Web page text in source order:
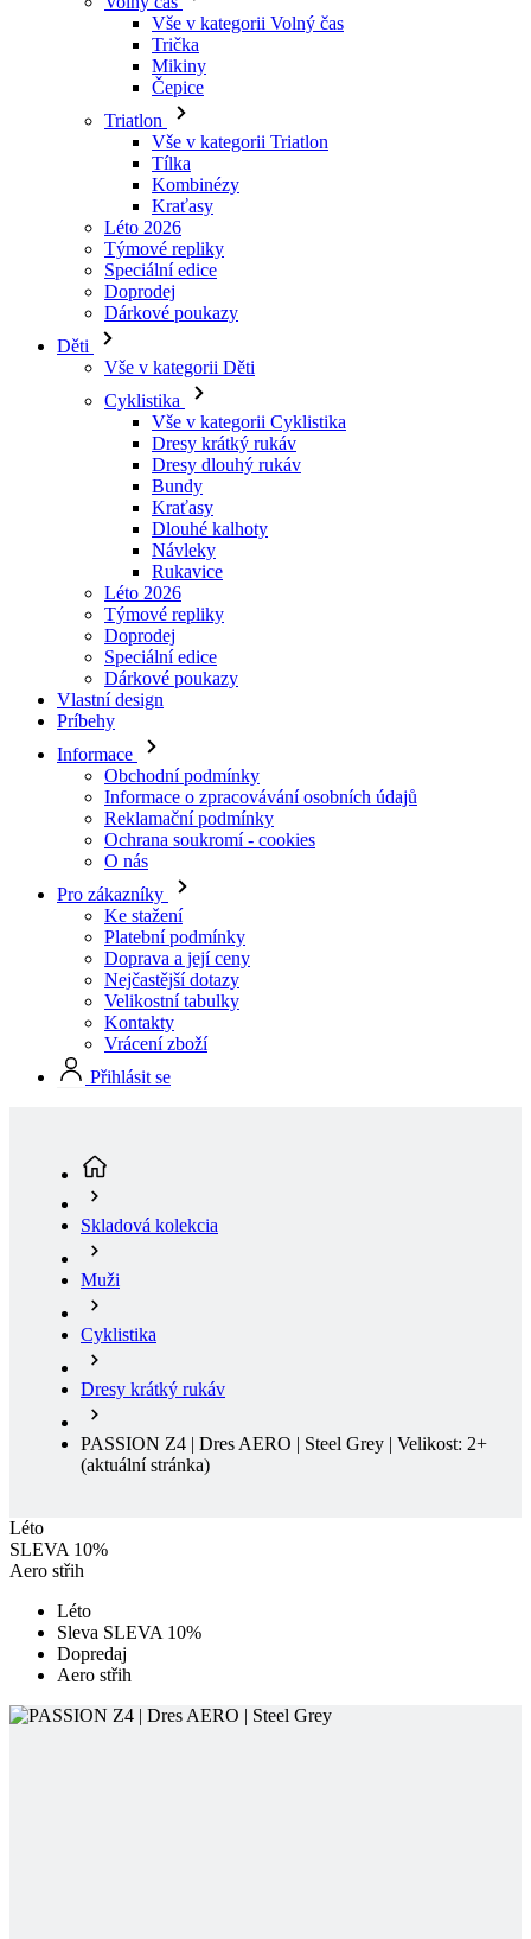
Triatlon
Vše v kategorii Triatlon
Tílka
Kombinézy
Kraťasy
Léto 2026
Týmové repliky
Speciální edice
Doprodej
Dárkové poukazy
Děti
Vše v kategorii Děti
Cyklistika
Vše v kategorii Cyklistika
Dresy dlouhý rukáv
Bundy
Kraťasy
Dlouhé kalhoty
Návleky
Rukavice
Léto 2026
Týmové repliky
Doprodej
Speciální edice
Dárkové poukazy
Vlastní design
Príbehy
Informace
Obchodní podmínky
Informace o zpracovávání osobních údajů
Reklamační podmínky
Ochrana soukromí - cookies
O nás
Pro zákazníky
Ke stažení
Platební podmínky
Doprava a její ceny
Nejčastější dotazy
Velikostní tabulky
Kontakty
Vrácení zboží
Přihlásit se
Muži
Cyklistika
Dresy krátký rukáv
PASSION Z4 | Dres AERO | Steel Grey | Velikost: 2+
(aktuální stránka)
SLEVA 10%
Aero střih
Dopredaj
Aero střih